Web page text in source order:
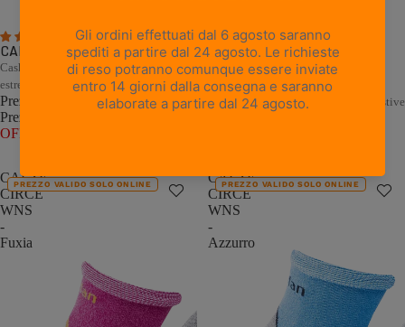
5 recensioni
CALZE PEAK - Nero
Cashmere e Merino per il freddo
estremo
Prezzo promozionale €22,00
Prezzo di listino
OFF)
1 recensione
CALZE CIRCE WNS - Nero
Comfort naturale per le escursioni estive
CALZE
CIRCE
WNS
-
Fuxia
PREZZO VALIDO SOLO ONLINE
CALZE
CIRCE
WNS
-
Azzurro
PREZZO VALIDO SOLO ONLINE